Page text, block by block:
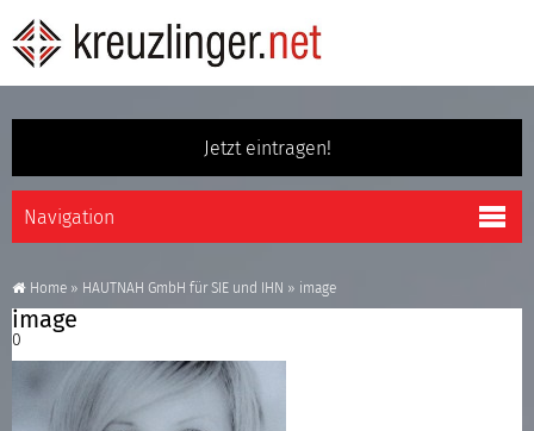
Jetzt eintragen!
Home » HAUTNAH GmbH für SIE und IHN » image
image
0